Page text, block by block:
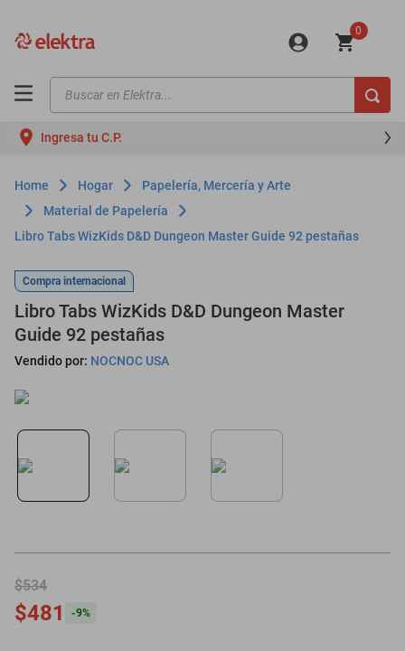
0
Buscar en Elektra...
Ingresa tu C.P.
Hogar
Papelería, Mercería y Arte
Material de Papelería
Libro Tabs WizKids D&D Dungeon Master Guide 92 pestañas
Compra internacional
Libro Tabs WizKids D&D Dungeon Master
Guide 92 pestañas
Vendido por: NOCNOC USA
$534
$481 -9%
motos
moto
celulares
iphones
refrigeradores
lavadoras
colchones
salas
motoneta